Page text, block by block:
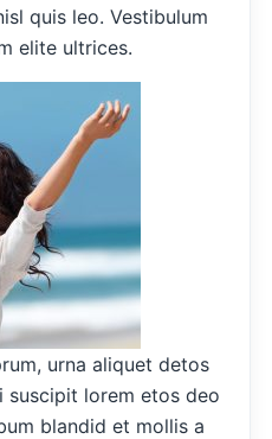
quis leo. Vestibulum
elite ultrices.
urna aliquet detos
suscipit lorem etos deo
blandid et mollis a